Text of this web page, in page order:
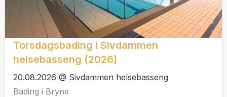
Torsdagsbading i Sivdammen
helsebasseng (2026)
20.08.2026 @ Sivdammen helsebasseng
Bading i Bryne